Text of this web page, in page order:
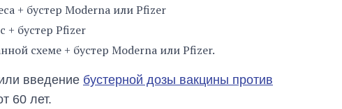
+ бустер Moderna или Pfizer
+ бустер Pfizer
схеме + бустер Moderna или Pfizer.
введение бустерной дозы вакцины против
60 лет.